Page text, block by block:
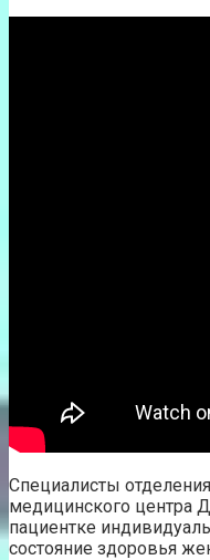
Специалисты
медицинского центра
пациентке
состояние здоровья